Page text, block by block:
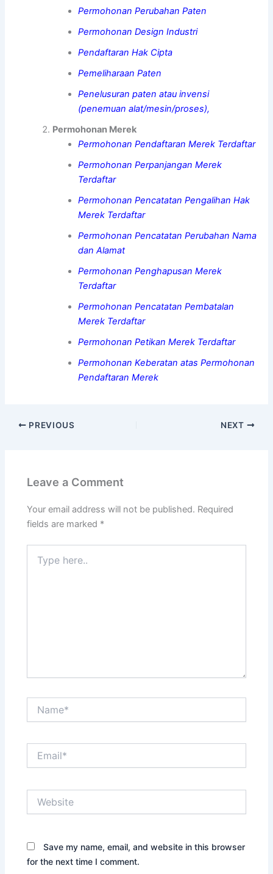
Permohonan Perubahan Paten
Permohonan Design Industri
Pendaftaran Hak Cipta
Pemeliharaan Paten
Penelusuran paten atau invensi
(penemuan alat/mesin/proses),
Permohonan Merek
Permohonan Pendaftaran Merek Terdaftar
Permohonan Perpanjangan Merek
Terdaftar
Permohonan Pencatatan Pengalihan Hak
Merek Terdaftar
Permohonan Pencatatan Perubahan Nama
dan Alamat
Permohonan Penghapusan Merek
Terdaftar
Permohonan Pencatatan Pembatalan
Merek Terdaftar
Permohonan Petikan Merek Terdaftar
Permohonan Keberatan atas Permohonan
Pendaftaran Merek
PREVIOUS NEXT
Leave a Comment
Your email address will not be published. Required
fields are marked *
here..
Save my name, email, and website in this browser
for the next time I comment.